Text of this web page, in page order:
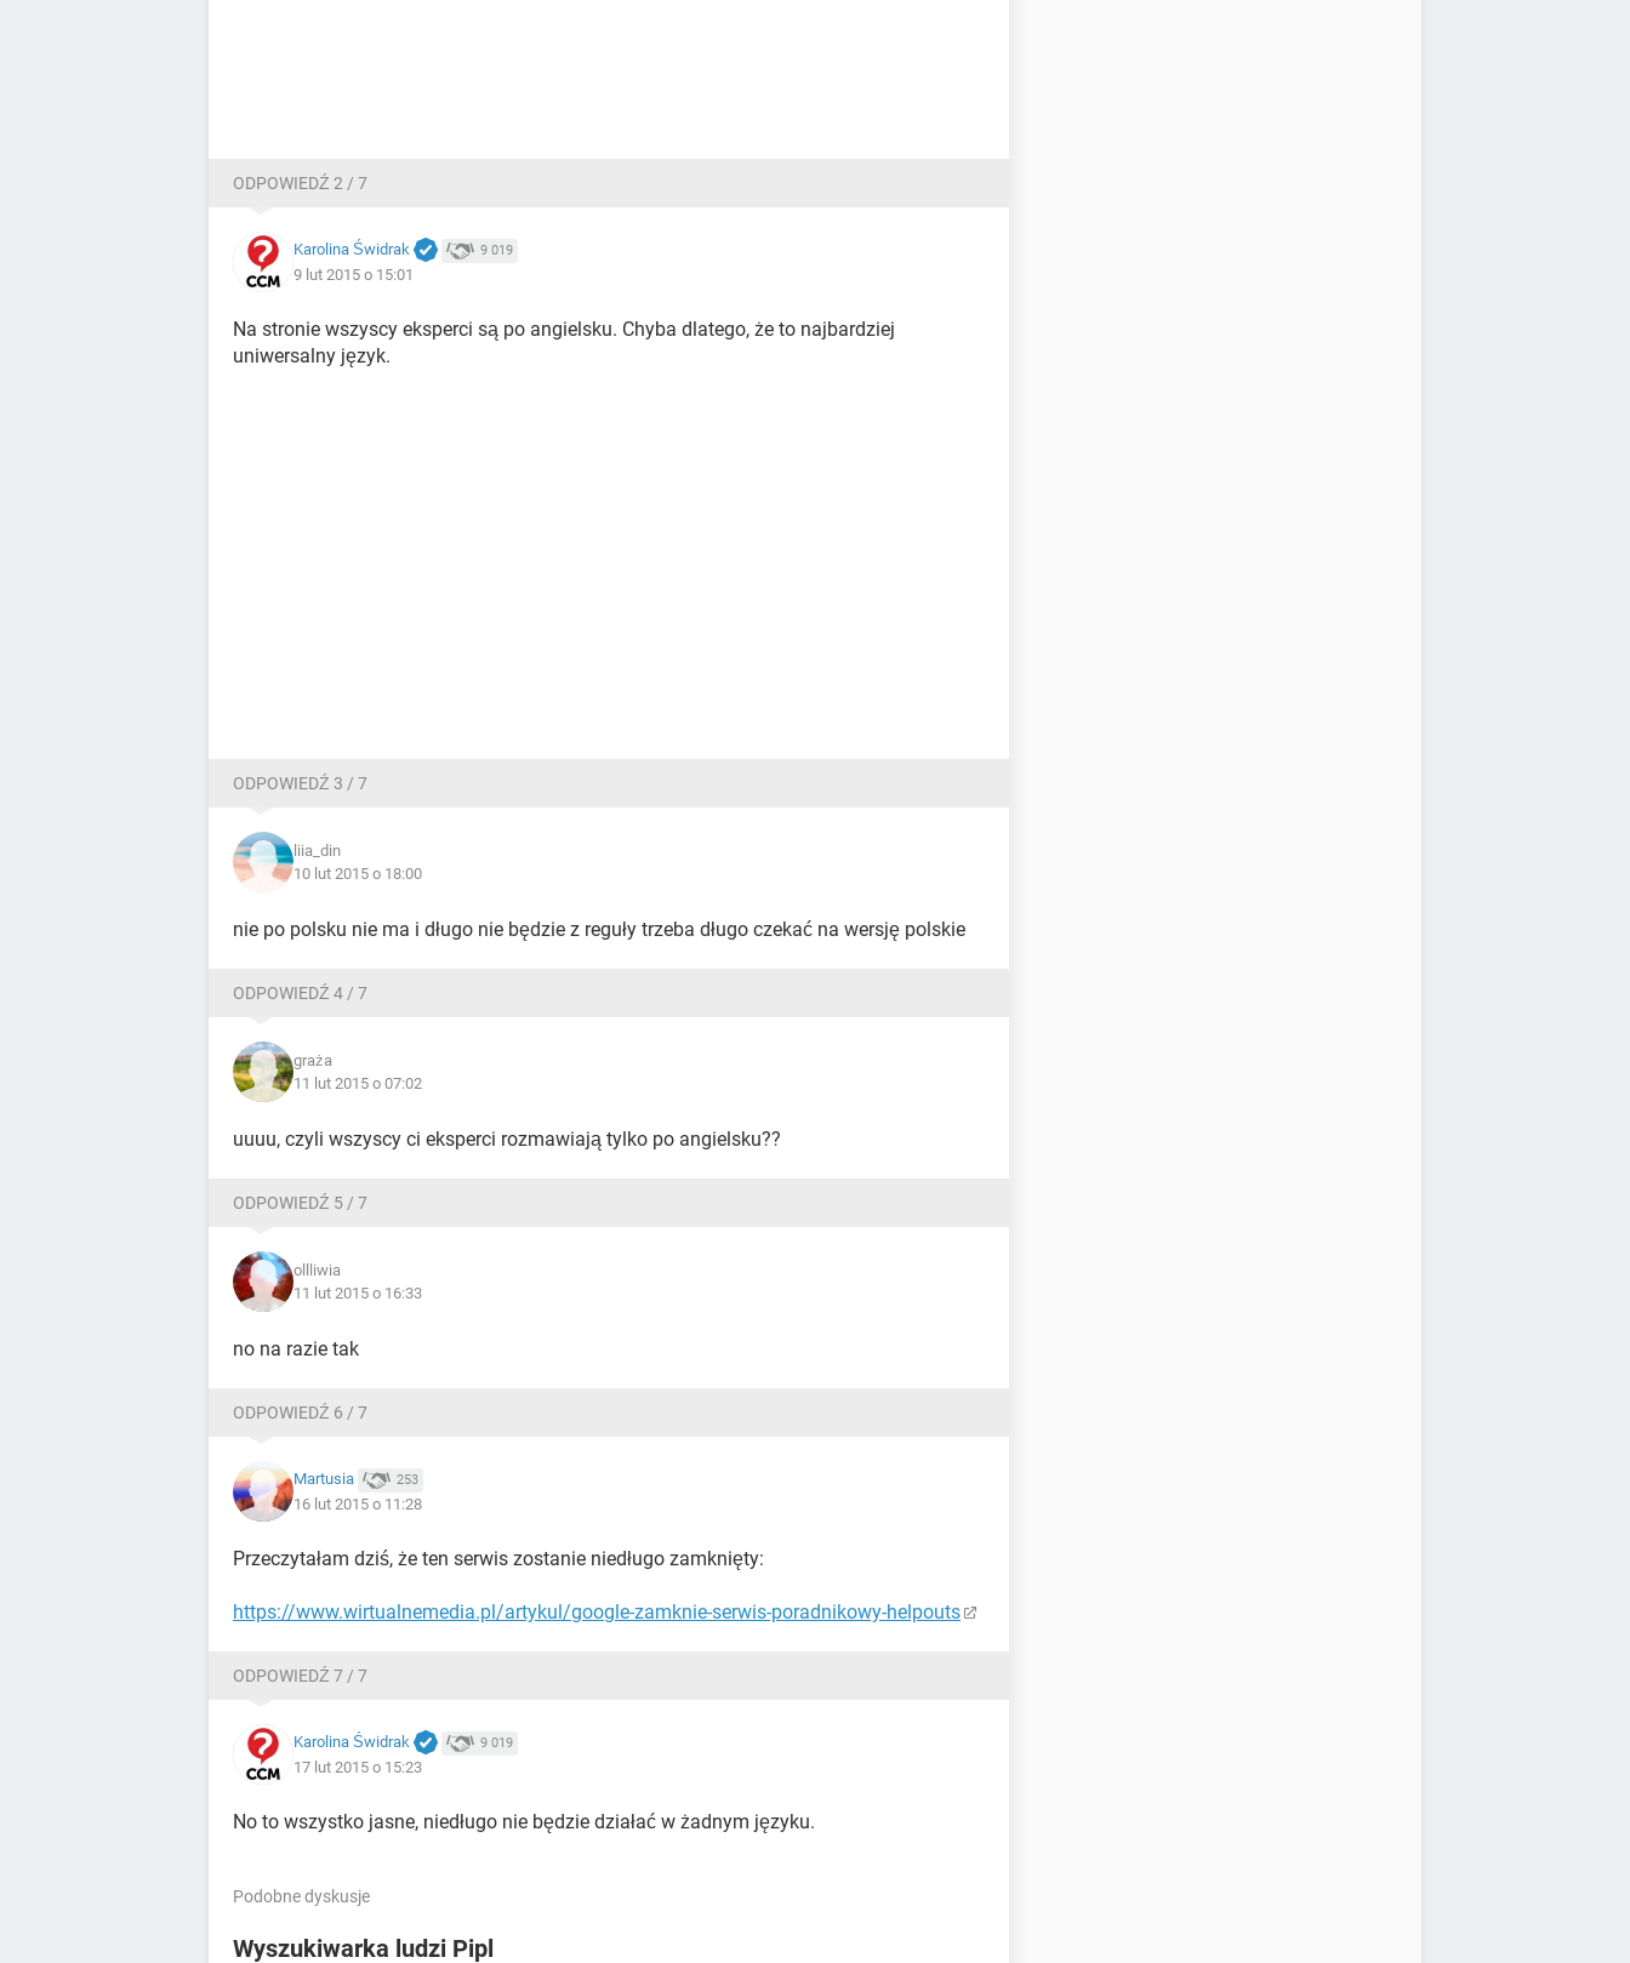
ODPOWIEDŹ 2 / 7
Karolina Świdrak 9 019
9 lut 2015 o 15:01
Na stronie wszyscy eksperci są po angielsku. Chyba dlatego, że to najbardziej
uniwersalny język.
ODPOWIEDŹ 3 / 7
liia_din
10 lut 2015 o 18:00
nie po polsku nie ma i długo nie będzie z reguły trzeba długo czekać na wersję polskie
ODPOWIEDŹ 4 / 7
graża
11 lut 2015 o 07:02
uuuu, czyli wszyscy ci eksperci rozmawiają tylko po angielsku??
ODPOWIEDŹ 5 / 7
ollliwia
11 lut 2015 o 16:33
no na razie tak
ODPOWIEDŹ 6 / 7
Martusia 253
16 lut 2015 o 11:28
Przeczytałam dziś, że ten serwis zostanie niedługo zamknięty:
https://www.wirtualnemedia.pl/artykul/google-zamknie-serwis-poradnikowy-helpouts
ODPOWIEDŹ 7 / 7
Karolina Świdrak 9 019
17 lut 2015 o 15:23
No to wszystko jasne, niedługo nie będzie działać w żadnym języku.
Podobne dyskusje
Wyszukiwarka ludzi Pipl